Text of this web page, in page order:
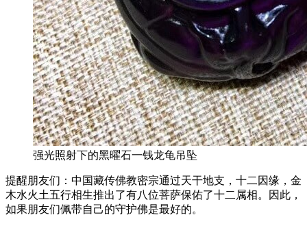
强光照射下的黑曜石一钱龙龟吊坠
提醒朋友们：中国藏传佛教密宗通过天干地支，十二因缘，金
木水火土五行相生推出了有八位菩萨保佑了十二属相。因此，
如果朋友们佩带自己的守护佛是最好的。